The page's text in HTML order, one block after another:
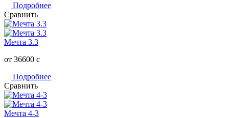
Подробнее
Сравнить
Мечта 3.3
от 36600 c
Подробнее
Сравнить
Мечта 4-3